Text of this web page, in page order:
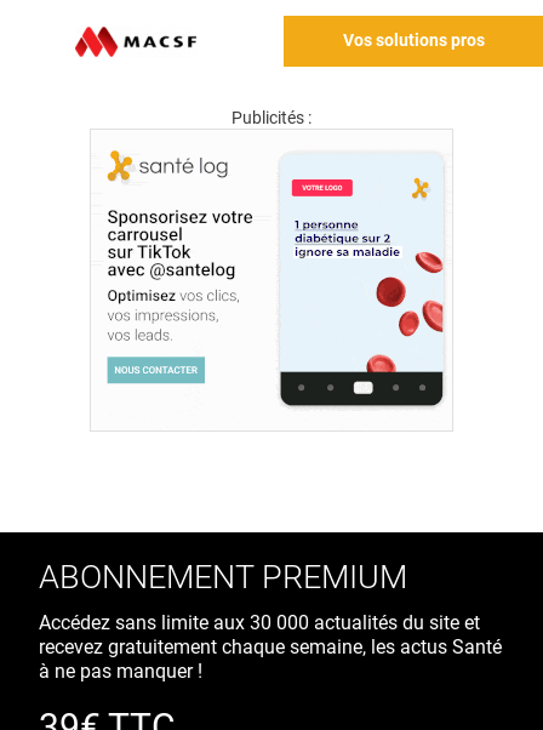
Vos solutions pros
Publicités :
ABONNEMENT PREMIUM
Accédez sans limite aux 30 000 actualités du site et
recevez gratuitement chaque semaine, les actus Santé
à ne pas manquer !